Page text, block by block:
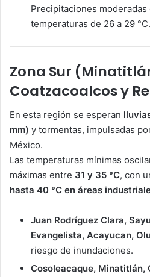
Precipitaciones moderadas
temperaturas de 26 a 29 °C.
Zona Sur
Coatzacoalcos y
En esta región se esperan
mm) y tormentas, impulsadas
México.
Las temperaturas mínimas
máximas entre 31 y 35 °C, con
hasta 40 °C en áreas
Juan Rodríguez Clara,
Evangelista, Acayucan,
riesgo de inundaciones.
Cosoleacaque, Minatitlán,